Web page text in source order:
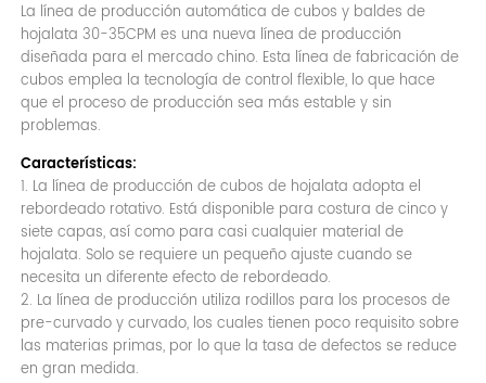
La línea de producción automática de cubos y baldes de
hojalata 30-35CPM es una nueva línea de producción
diseñada para el mercado chino. Esta línea de fabricación de
cubos emplea la tecnología de control flexible, lo que hace
que el proceso de producción sea más estable y sin
problemas.
Características:
1. La línea de producción de cubos de hojalata adopta el
rebordeado rotativo. Está disponible para costura de cinco y
siete capas, así como para casi cualquier material de
hojalata. Solo se requiere un pequeño ajuste cuando se
necesita un diferente efecto de rebordeado.
2. La línea de producción utiliza rodillos para los procesos de
pre-curvado y curvado, los cuales tienen poco requisito sobre
las materias primas, por lo que la tasa de defectos se reduce
en gran medida.